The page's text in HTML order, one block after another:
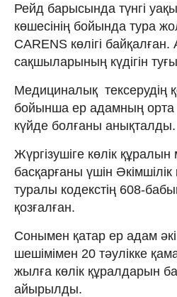
Рейд барысында түнгі
көшесінің бойында тура
CARENS көлігі байқалған.
сақшыларының күдігін
Медициналық тексерудің
бойынша ер адамның орта
күйде болғаны анықталды.
Жүргізушіге көлік құралын
басқарғаны үшін
туралы кодекстің 608-
қозғалған.
Сонымен қатар ер адам
шешімімен 20 тәулікке
жылға көлік құралдарын
айырылды.